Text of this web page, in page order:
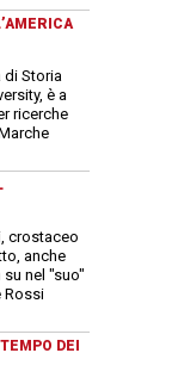
di Storia
è a
ricerche
crostaceo
anche
nel "suo"
Rossi
DEI